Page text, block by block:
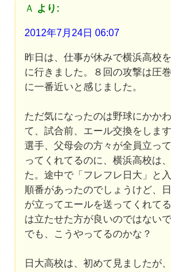
Ａ より:
2012年7月24日 06:07
昨日は、仕事が休みで横浜高校
に行きました。８回の攻撃は圧
に一番近いと感じました。
ただ気になったのは野球にかか
て、試合前、エール交換をしま
選手、父母会の方々が全員立っ
ってくれてるのに、横浜高校は
た。途中で「フレフレ日大」と
順番があったのでしょうけど、
が立ってエールを送ってくれて
は立たせた方が良いのではない
でも、こうやってるのかな？
日大高校は、初めて見ましたが